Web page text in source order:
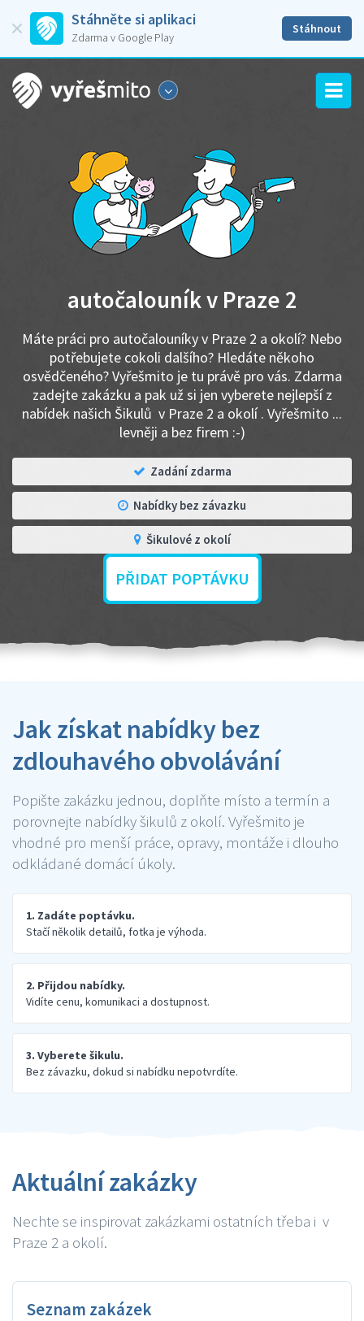
Stáhněte si aplikaci
Zdarma v Google Play
Stáhnout
autočalouník v Praze 2
Máte práci pro autočalouníky v Praze 2 a okolí? Nebo
potřebujete cokoli dalšího? Hledáte někoho
osvědčeného? Vyřešmito je tu právě pro vás. Zdarma
zadejte zakázku a pak už si jen vyberete nejlepší z
nabídek našich Šikulů v Praze 2 a okolí . Vyřešmito ...
levněji a bez firem :-)
Zadání zdarma
Nabídky bez závazku
Šikulové z okolí
PŘIDAT POPTÁVKU
Jak získat nabídky bez
zdlouhavého obvolávání
Popište zakázku jednou, doplňte místo a termín a
porovnejte nabídky šikulů z okolí. Vyřešmito je
vhodné pro menší práce, opravy, montáže i dlouho
odkládané domácí úkoly.
1. Zadáte poptávku.
Stačí několik detailů, fotka je výhoda.
2. Přijdou nabídky.
Vidíte cenu, komunikaci a dostupnost.
3. Vyberete šikulu.
Bez závazku, dokud si nabídku nepotvrdíte.
Aktuální zakázky
Nechte se inspirovat zakázkami ostatních třeba i v
Praze 2 a okolí.
Seznam zakázek